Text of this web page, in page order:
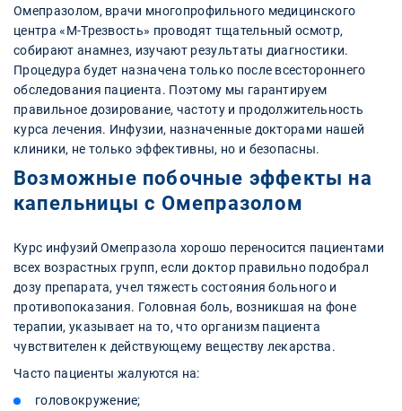
Омепразолом, врачи многопрофильного медицинского
центра «М-Трезвость» проводят тщательный осмотр,
собирают анамнез, изучают результаты диагностики.
Процедура будет назначена только после всестороннего
обследования пациента. Поэтому мы гарантируем
правильное дозирование, частоту и продолжительность
курса лечения. Инфузии, назначенные докторами нашей
клиники, не только эффективны, но и безопасны.
Возможные побочные эффекты на
капельницы с Омепразолом
Курс инфузий Омепразола хорошо переносится пациентами
всех возрастных групп, если доктор правильно подобрал
дозу препарата, учел тяжесть состояния больного и
противопоказания. Головная боль, возникшая на фоне
терапии, указывает на то, что организм пациента
чувствителен к действующему веществу лекарства.
Часто пациенты жалуются на:
головокружение;